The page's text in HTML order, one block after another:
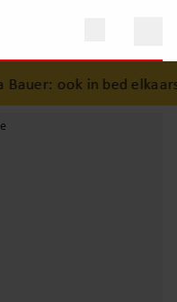
ook in bed elkaars